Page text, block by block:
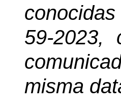
59-
misma